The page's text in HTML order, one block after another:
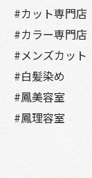
#カット専門店
#カラー専門店
#メンズカット
#白髪染め
#鳳美容室
#鳳理容室